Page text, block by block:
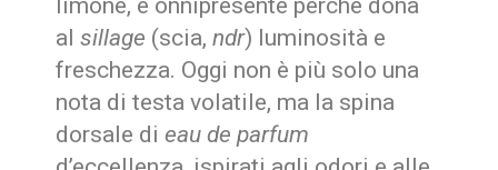
limone, è onnipresente perché dona
alsillage (scia, ndr) luminosità e
freschezza. Oggi non è più solo una
nota di testa volatile, ma la spina
dorsale dieau de parfum